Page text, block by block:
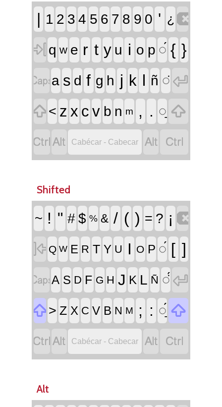
| 1 2 3 4 5 6 7 8 9 0 ' ¿
 q w e r t y u i o p ◌́ { }
a s d f g h j k l ñ ◌̈ 
 < z x c v b n m , . ◌̱ 
 Cabécar - Cabecar  
Shifted
~ ! " # $ % & / ( ) = ? ¡ 
 Q W E R T Y U I O P ◌́ [ ]
A S D F G H J K L Ñ ◌̈́ 
 > Z X C V B N M ; : ◌̱́ 
 Cabécar - Cabecar  
Alt